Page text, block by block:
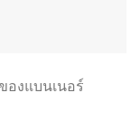
องแบนเนอร์